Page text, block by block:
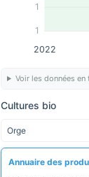
1
1
2022
Voir les données en
Cultures bio
Orge
Annuaire des